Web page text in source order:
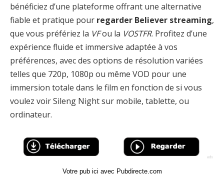
bénéficiez d’une plateforme offrant une alternative
fiable et pratique pour regarder Believer streaming,
que vous préfériez la VFou la VOSTFR. Profitez d’une
expérience fluide et immersive adaptée à vos
préférences, avec des options de résolution variées
telles que 720p, 1080p ou même VOD pour une
immersion totale dans le film en fonction de si vous
voulez voir Sileng Night sur mobile, tablette, ou
ordinateur.
Votre pub ici avec Pubdirecte.com